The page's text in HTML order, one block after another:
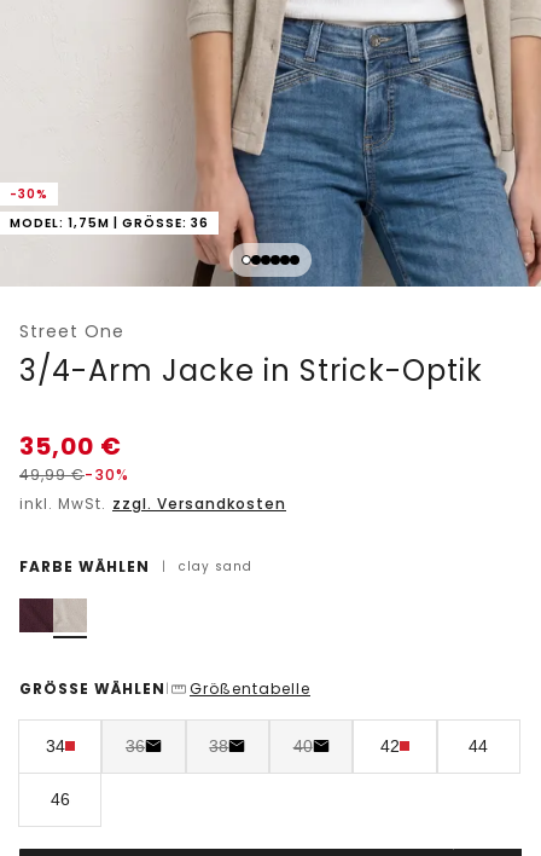
-30%
MODEL: 1,75M | GRÖSSE: 36
Street One
3/4-Arm Jacke in Strick-Optik
35,00 €
49,99€-30%
inkl. MwSt. zzgl. Versandkosten
FARBE WÄHLEN | clay sand
GRÖSSE WÄHLEN | Größentabelle
34 36 38 40 42 44
46